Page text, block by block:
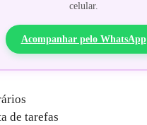
celular.
Acompanhar pelo WhatsApp
de tarefas